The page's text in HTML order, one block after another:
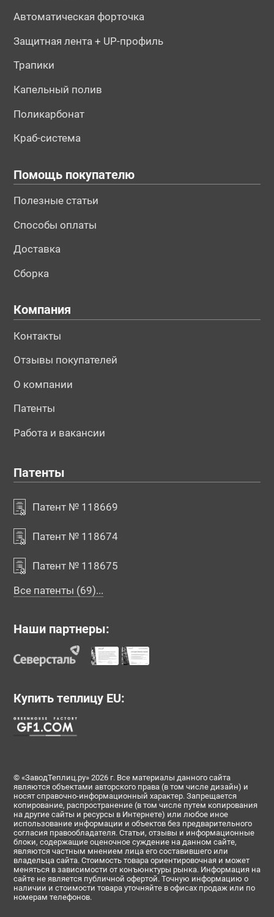
Автоматическая форточка
Защитная лента + UP-профиль
Трапики
Капельный полив
Поликарбонат
Краб-система
Помощь покупателю
Полезные статьи
Способы оплаты
Доставка
Сборка
Компания
Контакты
Отзывы покупателей
О компании
Патенты
Работа и вакансии
Патенты
Патент № 118669
Патент № 118674
Патент № 118675
Все патенты (69)...
Наши партнеры:
Купить теплицу EU:
© «ЗаводТеплиц.ру» 2026 г. Все материалы данного сайта
являются объектами авторского права (в том числе дизайн) и
носят справочно-информационный характер. Запрещается
копирование, распространение (в том числе путем копирования
на другие сайты и ресурсы в Интернете) или любое иное
использование информации и объектов без предварительного
согласия правообладателя. Статьи, отзывы и информационные
блоки, содержащие оценочное суждение на данном сайте,
являются частным мнением лица его составившего или
владельца сайта. Стоимость товара ориентировочная и может
меняться в зависимости от конъюнктуры рынка. Информация на
сайте не является публичной офертой. Точную информацию о
наличии и стоимости товара уточняйте в офисах продаж или по
номерам телефонов.